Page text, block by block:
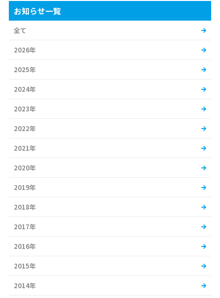
お知らせ一覧
全て
2026年
2025年
2024年
2023年
2022年
2021年
2020年
2019年
2018年
2017年
2016年
2015年
2014年